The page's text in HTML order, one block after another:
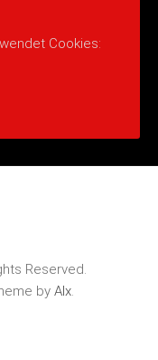
Reserved.
by Alx.
Cookies: